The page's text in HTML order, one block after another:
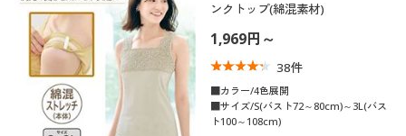
ンクトップ(綿混素材)
1,969円～
38件
■カラー/4色展開
■サイズ/S(バスト72～80cm)～3L(バス
ト100～108cm)